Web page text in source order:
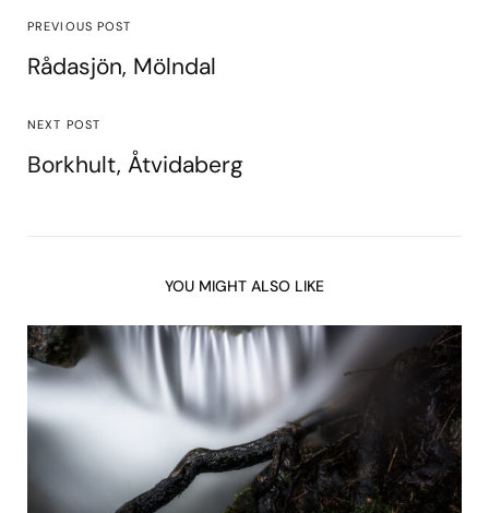
PREVIOUS POST
Rådasjön, Mölndal
NEXT POST
Borkhult, Åtvidaberg
YOU MIGHT ALSO LIKE